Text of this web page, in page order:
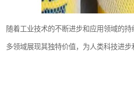
随着工业技术的不断进步和应用领域的
多领域展现其独特价值，为人类科技进步